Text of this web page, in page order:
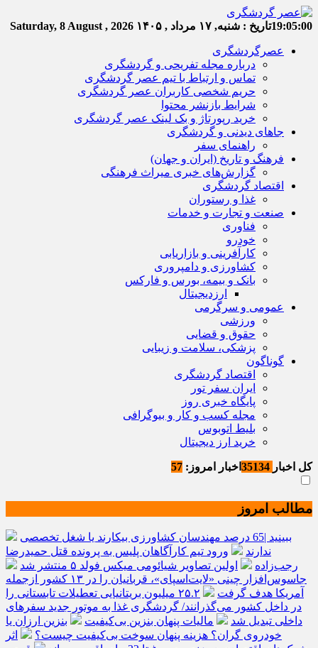
19:05:01تاریخ : شنبه, ۱۷ مرداد , ۱۴۰۵ Saturday, 8 August , 2026
عصرگردشگری
درباره مجله تفریحی و گردشگری
تماس و ارتباط با تیم عصر گردشگری
حریم شخصی کاربران عصر گردشگری
شرایط بازنشر محتوا
خرید رپورتاژ و بک لینک عصر گردشگری
جاهای دیدنی و گردشگری
راهنمای سفر
فرهنگ و تاریخ (ایران و جهان)
گزارش‌های خبری میراث فرهنگی
اقتصاد گردشگری
غذا و رستوران
صنعت و تجارت و خدمات
فناوری
خودرو
کارآفرینی و بازاریابی
کشاورزی و دامپروری
بانک و بیمه، بورس و فارکس
ارزدیجیتال
عمومی و سرگرمی
ورزشی
حقوق و قضایی
پزشکی، سلامت و زیبایی
گوناگون
اقتصاد گردشگری
ایران سفر تور
پایگاه خبری روز
مجله کسب و کار و بیوگرافی
بلیط اتوبوس
خرید ارز دیجیتال
کل اخبار اخبار امروز: 57
مطالب امروز
ببینید |65 درصد مهندسان کشاورزی بیکارند یا شغل تخصصی
ندارند
ورود تیم کارآگاهان پلیس به پرونده قتل حمیدرضا
رجب‌زاده
اولین تصاویر شیائومی میکس فولد ۵ منتشر شد
جاسوس‌افزار چینی «لایت‌اسپای»، قربانیان را در ۱۳ کشور ازجمله
آمریکا هدف گرفت
۲۵.۲ میلیون بریتانیایی تعطیلات تابستانی را
در داخل کشور می‌گذرانند/ گردشگری غذا به موتور جدید سفرهای
داخلی تبدیل شد
مالیات پنهان بنزین بی‌کیفیت
بنزین ارزان یا
خودروی گران؟ هزینه پنهان سوخت بی‌کیفیت چیست؟
اثر